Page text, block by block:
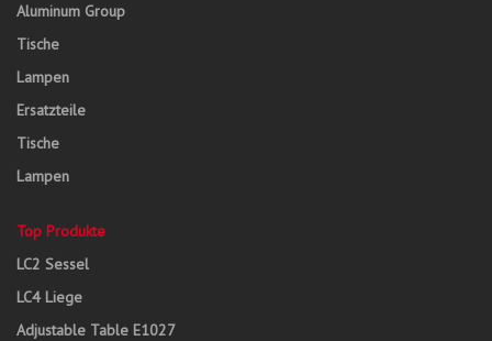
Aluminum Group
Tische
Lampen
Ersatzteile
Tische
Lampen
Top Produkte
LC2 Sessel
LC4 Liege
Adjustable Table E1027